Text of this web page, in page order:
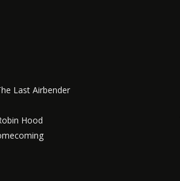
Last Airbender
Hood